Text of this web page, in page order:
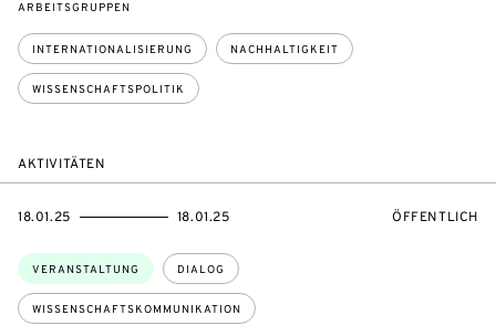
ARBEITSGRUPPEN
INTERNATIONALISIERUNG NACHHALTIGKEIT
WISSENSCHAFTSPOLITIK
AKTIVITÄTEN
Themen:
VERANSTALTUNG DIALOG
WISSENSCHAFTSKOMMUNIKATION
EVENTBEGINSON
18.01.25
EVENTENDSON 18.01.25 ÖFFENTLICH